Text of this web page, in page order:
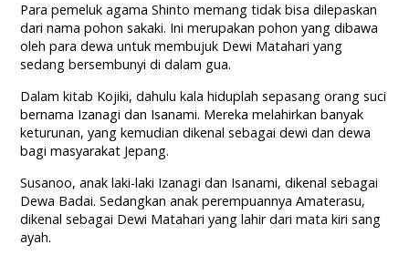
Para pemeluk agama Shinto memang tidak bisa dilepaskan
dari nama pohon sakaki. Ini merupakan pohon yang dibawa
oleh para dewa untuk membujuk Dewi Matahari yang
sedang bersembunyi di dalam gua.
Dalam kitab Kojiki, dahulu kala hiduplah sepasang orang suci
bernama Izanagi dan Isanami. Mereka melahirkan banyak
keturunan, yang kemudian dikenal sebagai dewi dan dewa
bagi masyarakat Jepang.
Susanoo, anak laki-laki Izanagi dan Isanami, dikenal sebagai
Dewa Badai. Sedangkan anak perempuannya Amaterasu,
dikenal sebagai Dewi Matahari yang lahir dari mata kiri sang
ayah.